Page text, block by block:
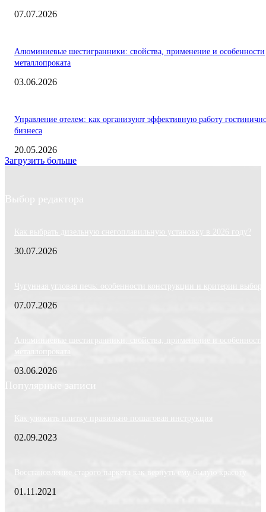
07.07.2026
Алюминиевые шестигранники: свойства, применение и особенности
металлопроката
03.06.2026
Управление отелем: как организуют эффективную работу
бизнеса
20.05.2026
Загрузить больше
Выбор редактора
Как выбрать дизельную снегоплавильную установку в 2026 году?
30.07.2026
Чугунная угловая печь: особенности конструкции и критерии выбора
07.07.2026
Алюминиевые шестигранники: свойства, применение и особенности
металлопроката
03.06.2026
Популярные записи
Как уложить плитку правильно пошаговая инструкция
02.09.2023
Восстановление старого паркета как вернуть ему былую красоту
01.11.2021